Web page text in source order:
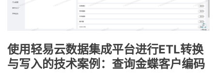
使用轻易云数据集成平台进行ETL转换
与写入的技术案例：查询金蝶客户编码